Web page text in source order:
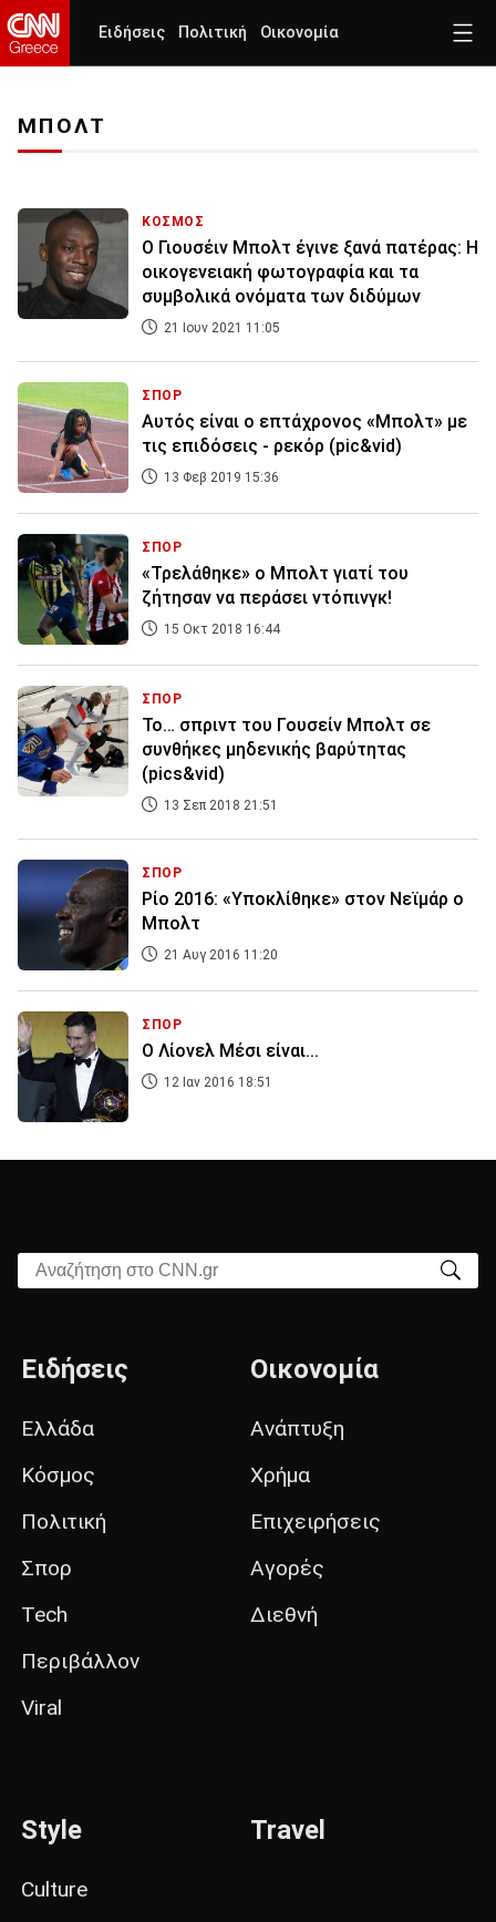
Ειδήσεις Πολιτική Οικονομία
ΜΠΟΛΤ
ΚΟΣΜΟΣ
Ο Γιουσέιν Μπολτ έγινε ξανά πατέρας: Η
οικογενειακή φωτογραφία και τα
συμβολικά ονόματα των διδύμων
21 Ιουν 2021 11:05
ΣΠΟΡ
Αυτός είναι ο επτάχρονος «Μπολτ» με
τις επιδόσεις - ρεκόρ (pic&vid)
13 Φεβ 2019 15:36
ΣΠΟΡ
«Τρελάθηκε» ο Μπολτ γιατί του
ζήτησαν να περάσει ντόπινγκ!
15 Οκτ 2018 16:44
ΣΠΟΡ
To… σπριντ του Γουσείν Μπολτ σε
συνθήκες μηδενικής βαρύτητας
(pics&vid)
13 Σεπ 2018 21:51
ΣΠΟΡ
Ρίο 2016: «Υποκλίθηκε» στον Νεϊμάρ ο
Μπολτ
21 Αυγ 2016 11:20
ΣΠΟΡ
Ο Λίονελ Μέσι είναι...
12 Ιαν 2016 18:51
Αναζήτηση στο CNN.gr
Ειδήσεις
Ελλάδα
Κόσμος
Πολιτική
Σπορ
Tech
Περιβάλλον
Viral
Οικονομία
Ανάπτυξη
Χρήμα
Επιχειρήσεις
Αγορές
Διεθνή
Style
Culture
Travel